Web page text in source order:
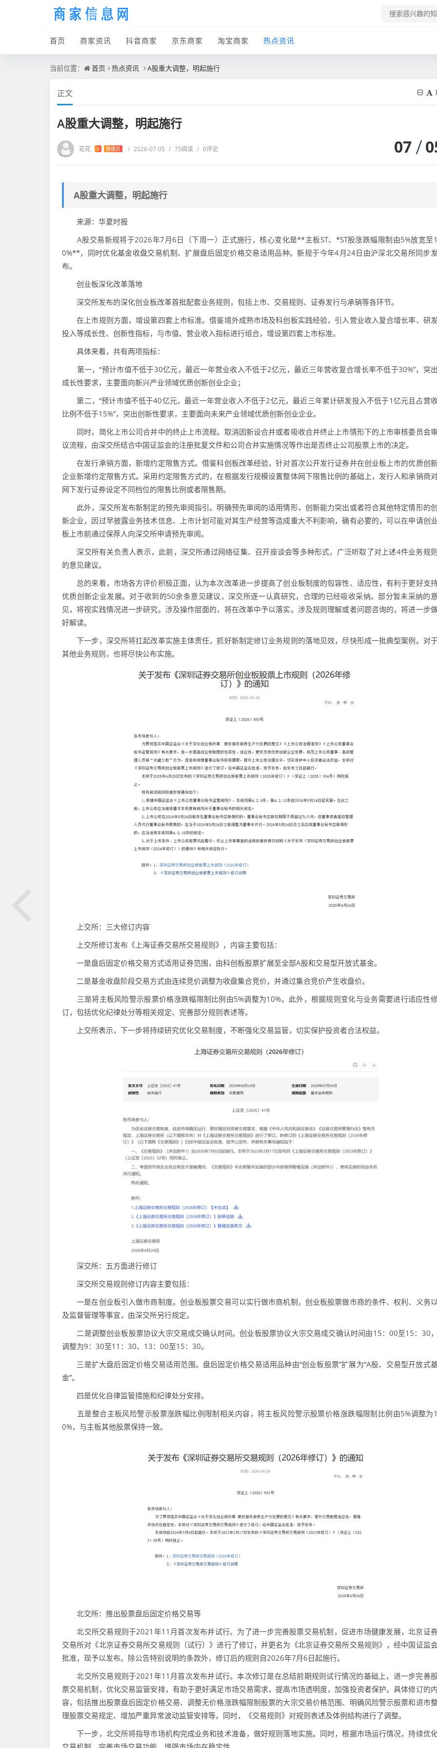
首页 商家资讯 抖音商家 京东商家 淘宝商家 热点资讯
当前位置： 首页 热点资讯 A股重大调整，明起施行
正文
A股重大调整，明起施行
花花 V 管理员 / 2026-07-05 / 75阅读 / 0评论 07
A股重大调整，明起施行
来源：华夏时报
A股交易新规将于2026年7月6日（下周一）正式施行，核心变化是**主板ST、*ST股涨跌幅限制由5%放宽至
0%**，同时优化基金收盘交易机制、扩展盘后固定价格交易适用品种。新规于今年4月24日由沪深北交易所同步
布。
创业板深化改革落地
深交所发布的深化创业板改革首批配套业务规则，包括上市、交易规则、证券发行与承销等各环节。
在上市规则方面，增设第四套上市标准。借鉴境外成熟市场及科创板实践经验，引入营业收入复合增长率、研
投入等成长性、创新性指标，与市值、营业收入指标进行组合，增设第四套上市标准。
具体来看，共有两项指标：
第一，“预计市值不低于30亿元，最近一年营业收入不低于2亿元，最近三年营收复合增长率不低于30%”，突
成长性要求，主要面向新兴产业领域优质创新创业企业；
第二，“预计市值不低于40亿元，最近一年营业收入不低于2亿元，最近三年累计研发投入不低于1亿元且占营
比例不低于15%”，突出创新性要求，主要面向未来产业领域优质创新创业企业。
同时，简化上市公司合并中的终止上市流程。取消因新设合并或者吸收合并终止上市情形下的上市审核委员会
议流程，由深交所结合中国证监会的注册批复文件和公司合并实施情况等作出是否终止公司股票上市的决定。
在发行承销方面，新增约定限售方式。借鉴科创板改革经验，针对首次公开发行证券并在创业板上市的优质创
企业新增约定限售方式。采用约定限售方式的，在根据发行规模设置整体网下限售比例的基础上，发行人和承销商
网下发行证券设定不同档位的限售比例或者限售期。
此外，深交所发布新制定的预先审阅指引。明确预先审阅的适用情形，创新能力突出或者符合其他特定情形的
新企业，因过早披露业务技术信息、上市计划可能对其生产经营等造成重大不利影响，确有必要的，可以在申请创
板上市前通过保荐人向深交所申请预先审阅。
深交所有关负责人表示，此前，深交所通过网络征集、召开座谈会等多种形式，广泛听取了对上述4件业务规
的意见建议。
总的来看，市场各方评价积极正面，认为本次改革进一步提高了创业板制度的包容性、适应性，有利于更好支
优质创新企业发展。对于收到的50余条意见建议，深交所逐一认真研究，合理的已经吸收采纳。部分暂未采纳的
见，将视实践情况进一步研究。涉及操作层面的，将在改革中予以落实。涉及规则理解或者问题咨询的，将进一步
好解读。
下一步，深交所将扛起改革实施主体责任，抓好新制定修订业务规则的落地见效，尽快形成一批典型案例。对
其他业务规则，也将尽快公布实施。
上交所：三大修订内容
上交所修订发布《上海证券交易所交易规则》，内容主要包括：
一是盘后固定价格交易方式适用证券范围，由科创板股票扩展至全部A股和交易型开放式基金。
二是基金收盘阶段交易方式由连续竞价调整为收盘集合竞价，并通过集合竞价产生收盘价。
三是将主板风险警示股票价格涨跌幅限制比例由5%调整为10%。此外，根据规则变化与业务需要进行适应性
订，包括优化纪律处分等相关规定、完善部分规则表述等。
上交所表示，下一步将持续研究优化交易制度，不断强化交易监管，切实保护投资者合法权益。
深交所：五方面进行修订
深交所交易规则修订内容主要包括：
一是在创业板引入做市商制度。创业板股票交易可以实行做市商机制，创业板股票做市商的条件、权利、义务
及监督管理等事宜，由深交所另行规定。
二是调整创业板股票协议大宗交易成交确认时间。创业板股票协议大宗交易成交确认时间由15：00至15：30
调整为9：30至11：30、13：00至15：30。
三是扩大盘后固定价格交易适用范围。盘后固定价格交易适用品种由“创业板股票”扩展为“A股、交易型开放式
金”。
四是优化自律监管措施和纪律处分安排。
五是整合主板风险警示股票涨跌幅比例限制相关内容，将主板风险警示股票价格涨跌幅限制比例由5%调整为
0%，与主板其他股票保持一致。
北交所：推出股票盘后固定价格交易等
北交所交易规则于2021年11月首次发布并试行。为了进一步完善股票交易机制，促进市场健康发展，北京证
交易所对《北京证券交易所交易规则（试行）》进行了修订，并更名为《北京证券交易所交易规则》，经中国证监
批准，现予以发布。除公告特别说明的条款外，修订后的规则自2026年7月6日起施行。
北交所交易规则于2021年11月首次发布并试行。本次修订是在总结前期规则试行情况的基础上，进一步完善
票交易机制，优化交易监管安排，有助于更好满足市场交易需求，提高市场透明度，加强投资者保护。具体修订的
容，包括推出股票盘后固定价格交易、调整无价格涨跌幅限制股票的大宗交易价格范围、明确风险警示股票和退市
理股票交易规定、增加严重异常波动监管安排等。同时，《交易规则》对规则表述及体例结构进行了调整。
下一步，北交所将指导市场机构完成业务和技术准备，做好规则落地实施。同时，根据市场运行情况，持续优